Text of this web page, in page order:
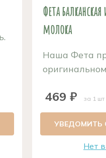
Фета балканская
молока
Наша Фета
469 ₽ за 1 шт
УВЕДОМИТЬ
Нет